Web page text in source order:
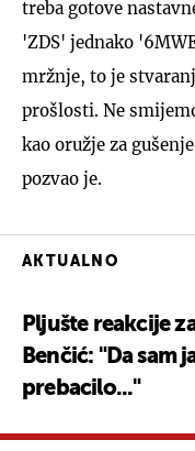
treba gotove
'ZDS' jednako
mržnje, to je
prošlosti. Ne
kao oružje za
pozvao je.
AKTUALNO
Pljušte reakcije
Benčić: "Da sam
prebacilo..."